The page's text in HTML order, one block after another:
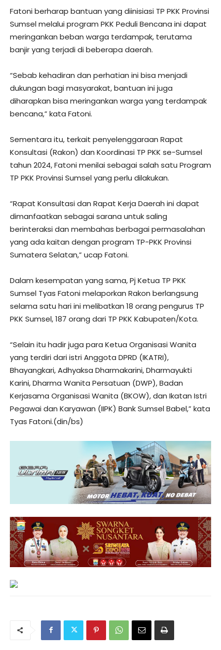
Fatoni berharap bantuan yang diinisiasi TP PKK Provinsi
Sumsel melalui program PKK Peduli Bencana ini dapat
meringankan beban warga terdampak, terutama
banjir yang terjadi di beberapa daerah.
“Sebab kehadiran dan perhatian ini bisa menjadi
dukungan bagi masyarakat, bantuan ini juga
diharapkan bisa meringankan warga yang terdampak
bencana,” kata Fatoni.
Sementara itu, terkait penyelenggaraan Rapat
Konsultasi (Rakon) dan Koordinasi TP PKK se-Sumsel
tahun 2024, Fatoni menilai sebagai salah satu Program
TP PKK Provinsi Sumsel yang perlu dilakukan.
“Rapat Konsultasi dan Rapat Kerja Daerah ini dapat
dimanfaatkan sebagai sarana untuk saling
berinteraksi dan membahas berbagai permasalahan
yang ada kaitan dengan program TP-PKK Provinsi
Sumatera Selatan,” ucap Fatoni.
Dalam kesempatan yang sama, Pj Ketua TP PKK
Sumsel Tyas Fatoni melaporkan Rakon berlangsung
selama satu hari ini melibatkan 18 orang pengurus TP
PKK Sumsel, 187 orang dari TP PKK Kabupaten/Kota.
“Selain itu hadir juga para Ketua Organisasi Wanita
yang terdiri dari istri Anggota DPRD (IKATRI),
Bhayangkari, Adhyaksa Dharmakarini, Dharmayukti
Karini, Dharma Wanita Persatuan (DWP), Badan
Kerjasama Organisasi Wanita (BKOW), dan Ikatan Istri
Pegawai dan Karyawan (IIPK) Bank Sumsel Babel,” kata
Tyas Fatoni.(din/bs)